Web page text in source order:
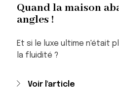
Quand la maison
angles !
Et si le luxe ultime n'était
la fluidité ?
Voir l'article